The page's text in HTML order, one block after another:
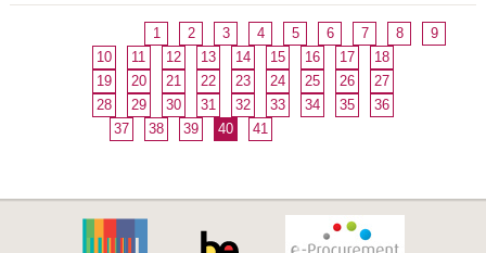
1 2 3 4 5 6 7 8
9
10
11 12 13 14 15 16 17
18
19
20 21 22 23 24 25 26
27
28
29 30 31 32 33 34 35
36
37
38 39 40 41